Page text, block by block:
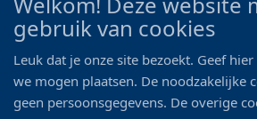
Ootmarsumseweg 125a
0546 - 622 990
gebruik van cookies
Leuk dat je onze site bezoekt. Geef
we mogen plaatsen. De noodzakelijke
geen persoonsgegevens. De overige